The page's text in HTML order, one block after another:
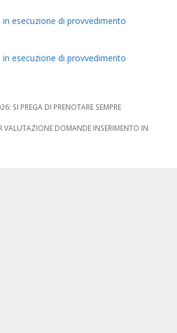
in esecuzione di provvedimento
in esecuzione di provvedimento
SI PREGA DI PRENOTARE SEMPRE
VALUTAZIONE DOMANDE INSERIMENTO IN